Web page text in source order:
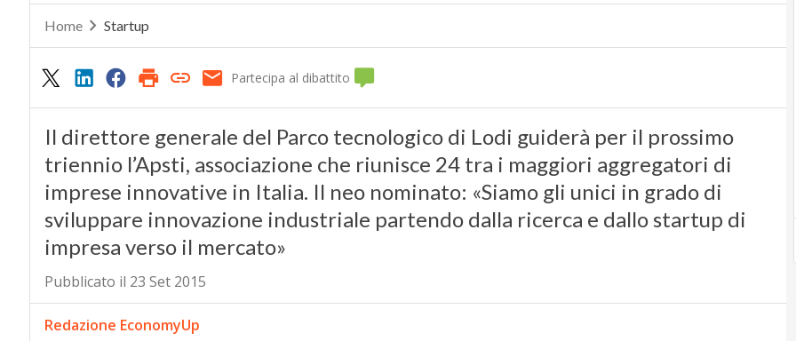
Home Startup
Partecipa al dibattito
Il direttore generale del Parco tecnologico di Lodi guiderà per il prossimo
triennio l’Apsti, associazione che riunisce 24 tra i maggiori aggregatori di
imprese innovative in Italia. Il neo nominato: «Siamo gli unici in grado di
sviluppare innovazione industriale partendo dalla ricerca e dallo startup di
impresa verso il mercato»
Pubblicato il 23 Set 2015
Redazione EconomyUp